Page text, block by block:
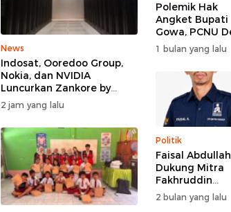
News
Indosat, Ooredoo Group,
Nokia, dan NVIDIA
Luncurkan Zankore by
Indosat, Siap Layani
Kawasan Asia-Pasifik
dengan Platform
Infrastruktur AI
Terintegerasi
2 jam yang lalu
Polemik Hak
Angket Bupati
Gowa, PCNU
DPRD Buka
Transparan
1 bulan yang lalu
Politik
Faisal Abdullah
Dukung Mitra
Fakhruddin
Nahkodai BM
Periode 2026-
2 bulan yang lalu